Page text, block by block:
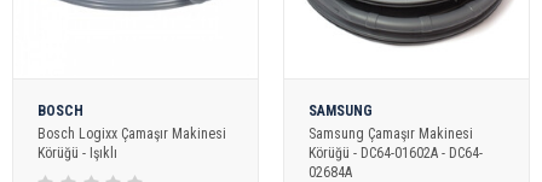
BOSCH
Bosch Logixx Çamaşır Makinesi
Körüğü - Işıklı
SAMSUNG
Samsung Çamaşır Makinesi
Körüğü - DC64-01602A - DC64-
02684A